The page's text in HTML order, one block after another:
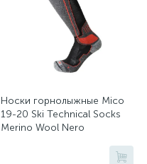
Носки горнолыжные Mico
19-20 Ski Technical Socks
Merino Wool Nero